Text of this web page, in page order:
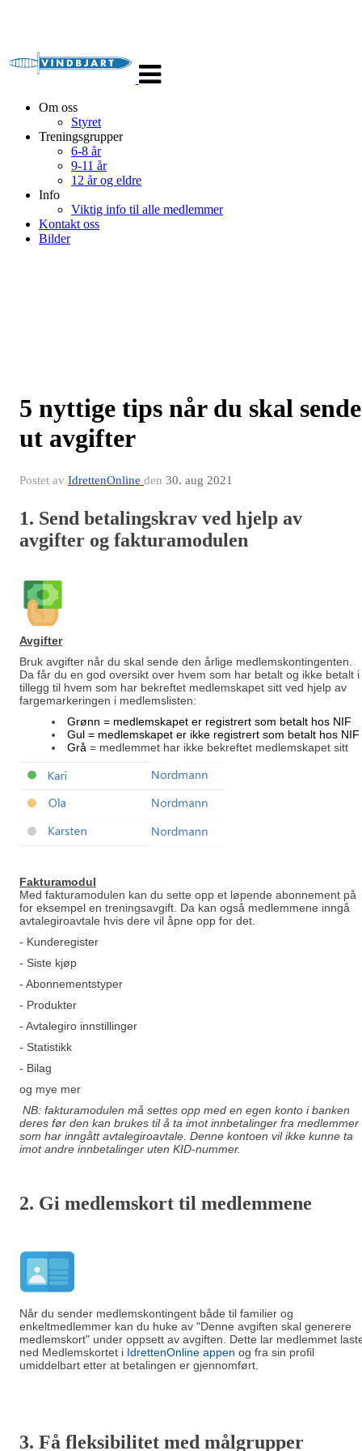
navigasjon
Om oss
Styret
Treningsgrupper
6-8 år
9-11 år
12 år og eldre
Info
Viktig info til alle medlemmer
Kontakt oss
Bilder
5 nyttige tips når du skal sende
ut avgifter
Postet av IdrettenOnline den 30. aug 2021
1. Send betalingskrav ved hjelp av
avgifter og fakturamodulen
Avgifter
Bruk avgifter når du skal sende den årlige medlemskontingenten.
Da får du en god oversikt over hvem som har betalt og ikke betalt i
tillegg til hvem som har bekreftet medlemskapet sitt ved hjelp av
fargemarkeringen i medlemslisten:
Grønn = medlemskapet er registrert som betalt hos NIF
Gul = medlemskapet er ikke registrert som betalt hos NIF
Grå = medlemmet har ikke bekreftet medlemskapet sitt
Fakturamodul
Med fakturamodulen kan du sette opp et løpende abonnement på
for eksempel en treningsavgift. Da kan også medlemmene inngå
avtalegiroavtale hvis dere vil åpne opp for det.
- Kunderegister
- Siste kjøp
- Abonnementstyper
- Produkter
- Avtalegiro innstillinger
- Statistikk
- Bilag
og mye mer
NB: fakturamodulen må settes opp med en egen konto i banken
deres før den kan brukes til å ta imot innbetalinger fra medlemmer
som har inngått avtalegiroavtale. Denne kontoen vil ikke kunne ta
imot andre innbetalinger uten KID-nummer.
2. Gi medlemskort til medlemmene
Når du sender medlemskontingent både til familier og
enkeltmedlemmer kan du huke av "Denne avgiften skal generere
medlemskort" under oppsett av avgiften. Dette lar medlemmet
ned Medlemskortet i IdrettenOnline appen og fra sin profil
umiddelbart etter at betalingen er gjennomført.
3. Få fleksibilitet med målgrupper